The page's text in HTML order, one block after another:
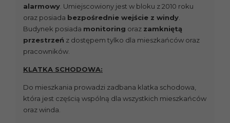
alarmowy . Umiejscowiony jest w bloku z 2010 roku
oraz posiada bezpośrednie wejście z windy
Budynek posiada monitoring oraz zamkniętą
przestrzeń z dostępem tylko dla mieszkańców oraz
pracowników.
KLATKA SCHODOWA:
Do mieszkania prowadzi zadbana klatka schodowa,
która jest częścią wspólną dla wszystkich mieszkańców
oraz winda.